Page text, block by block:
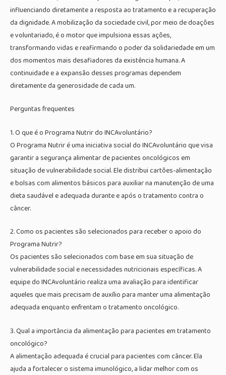
influenciando diretamente a resposta ao tratamento e a recuperação
da dignidade. A mobilização da sociedade civil, por meio de doações
e voluntariado, é o motor que impulsiona essas ações,
transformando vidas e reafirmando o poder da solidariedade em um
dos momentos mais desafiadores da existência humana. A
continuidade e a expansão desses programas dependem
diretamente da generosidade de cada um.
Perguntas frequentes
1. O que é o Programa Nutrir do INCAvoluntário?
O Programa Nutrir é uma iniciativa social do INCAvoluntário que visa
garantir a segurança alimentar de pacientes oncológicos em
situação de vulnerabilidade social. Ele distribui cartões-alimentação
e bolsas com alimentos básicos para auxiliar na manutenção de uma
dieta saudável e adequada durante e após o tratamento contra o
câncer.
2. Como os pacientes são selecionados para receber o apoio do
Programa Nutrir?
Os pacientes são selecionados com base em sua situação de
vulnerabilidade social e necessidades nutricionais específicas. A
equipe do INCAvoluntário realiza uma avaliação para identificar
aqueles que mais precisam de auxílio para manter uma alimentação
adequada enquanto enfrentam o tratamento oncológico.
3. Qual a importância da alimentação para pacientes em tratamento
oncológico?
A alimentação adequada é crucial para pacientes com câncer. Ela
ajuda a fortalecer o sistema imunológico, a lidar melhor com os